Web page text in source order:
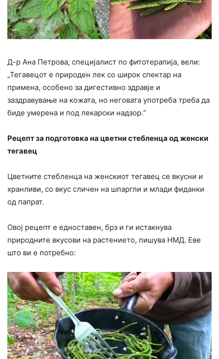
Д-р Ана Петрова, специјалист по фитотерапија, вели:
„Тегавецот е природен лек со широк спектар на
примена, особено за дигестивно здравје и
заздравување на кожата, но неговата употреба треба да
биде умерена и под лекарски надзор.“
Рецепт за подготовка на цветни стебленца од женски
тегавец
Цветните стебленца на женскиот тегавец се вкусни и
хранливи, со вкус сличен на шпаргли и млади фиданки
од папрат.
Овој рецепт е едноставен, брз и ги истакнува
природните вкусови на растението, пишува НМД. Еве
што ви е потребно: